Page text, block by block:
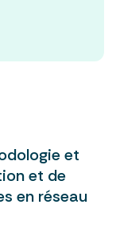
et
et de
en réseau